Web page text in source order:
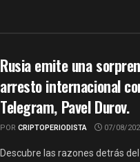
Rusia emite una
arresto internacional
Telegram, Pavel Durov.
POR CRIPTOPERIODISTA 07/08/
Descubre las razones detrás